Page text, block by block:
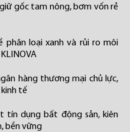
gốc tam nông, bơm vốn rẻ
phân loại xanh và rủi ro môi
hàng thương mại chủ lực,
tế
tín dụng bất động sản, kiên
bền vững